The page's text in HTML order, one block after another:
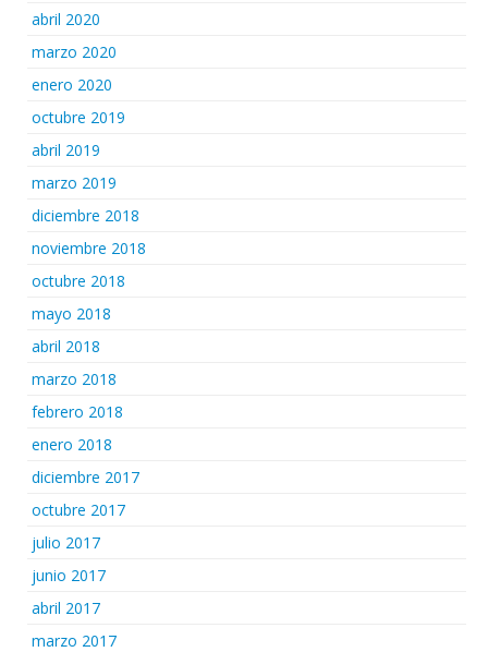
abril 2020
marzo 2020
enero 2020
octubre 2019
abril 2019
marzo 2019
diciembre 2018
noviembre 2018
octubre 2018
mayo 2018
abril 2018
marzo 2018
febrero 2018
enero 2018
diciembre 2017
octubre 2017
julio 2017
junio 2017
abril 2017
marzo 2017